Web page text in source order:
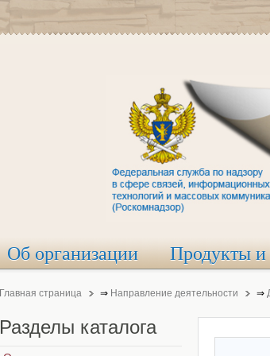
Об организации Продукты и
Главная страница ⇒ Направление деятельности ⇒
Разделы каталога